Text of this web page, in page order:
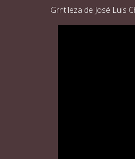
Grntileza de José Luis